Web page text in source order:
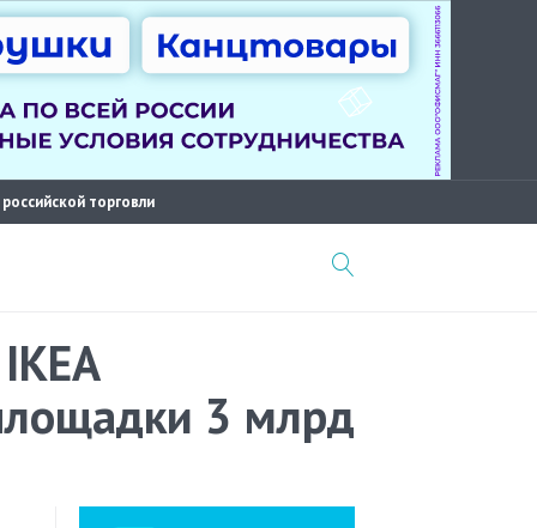
торговли
3 млрд